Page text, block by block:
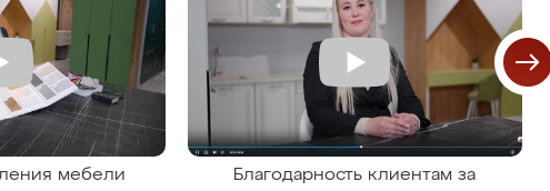
мебели
Благодарность клиентам за